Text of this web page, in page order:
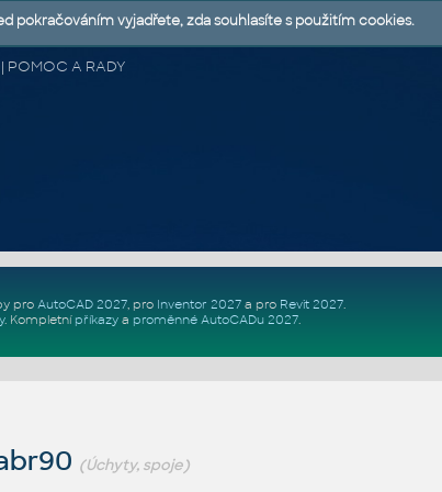
POMOC A RADY
pro AutoCAD 2027, pro Inventor 2027a pro Revit 2027.
. Kompletní příkazya proměnné AutoCADu 2027.
(Úchyty, spoje)
pokračováním vyjadřete, zda souhlasíte s použitím cookies.